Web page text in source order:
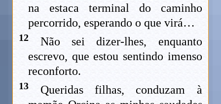
na estaca terminal do caminho
percorrido, esperando o que virá…
12 Não sei dizer-lhes, enquanto
escrevo, que estou sentindo imenso
reconforto.
13 Queridas filhas, conduzam à